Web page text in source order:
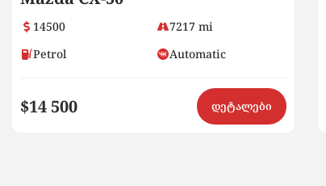
14500
7217 mi
Petrol
Automatic
$14 500 დეტალები